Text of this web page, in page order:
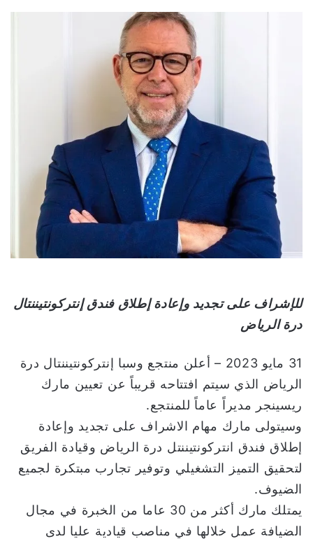
ا
و
ن
ي
للإشراف على تجديد وإعادة إطلاق فندق إنتركونتيننتال
درة الرياض
31 مايو 2023 – أعلن منتجع وسبا إنتركونتيننتال درة
الرياض الذي سيتم افتتاحه قريباً عن تعيين مارك
ريسينجر مديراً عاماً للمنتجع.
وسيتولى مارك مهام الاشراف على تجديد وإعادة
إطلاق فندق انتركونتيننتل درة الرياض وقيادة الفريق
لتحقيق التميز التشغيلي وتوفير تجارب مبتكرة لجميع
الضيوف.
يمتلك مارك أكثر من 30 عاما من الخبرة في مجال
الضيافة عمل خلالها في مناصب قيادية عليا لدى